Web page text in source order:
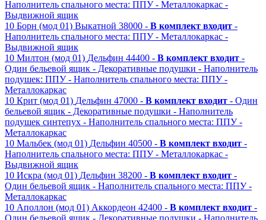
Наполнитель спального места: ППУ - Металлокаркас -
Выдвижной ящик
10 Борн (мод 01) Выкатной 38000 - В комплект входит -
Наполнитель спального места: ППУ - Металлокаркас -
Выдвижной ящик
10 Милтон (мод 01) Дельфин 44400 - В комплект входит -
Один бельевой ящик - Декоративные подушки - Наполнитель
подушек: ППУ - Наполнитель спального места: ППУ -
Металлокаркас
10 Крит (мод 01) Дельфин 47000 - В комплект входит - Один
бельевой ящик - Декоративные подушки - Наполнитель
подушек синтепух - Наполнитель спального места: ППУ -
Металлокаркас
10 Мальбек (мод 01) Дельфин 40500 - В комплект входит -
Наполнитель спального места: ППУ - Металлокаркас -
Выдвижной ящик
10 Искра (мод 01) Дельфин 38200 - В комплект входит -
Один бельевой ящик - Наполнитель спального места: ППУ -
Металлокаркас
10 Аполлон (мод 01) Аккордеон 42400 - В комплект входит -
Один бельевой ящик - Декоративные подушки - Наполнитель